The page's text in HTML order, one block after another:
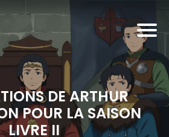
DE ARTHUR
POUR LA SAISON
LIVRE II